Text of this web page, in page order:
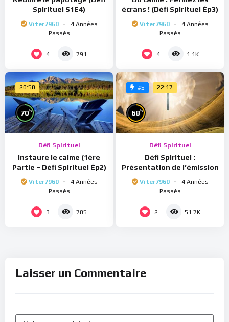
Spirituel S1E4)
Viter7960
4 Années
Passés
4 791
écrans ! (Défi Spirituel Ép3)
Viter7960
4 Années
Passés
4 1.1K
20:50
70%
Défi Spirituel
Instaure le calme (1ère
Partie – Défi Spirituel Ép2)
Viter7960
4 Années
Passés
3 705
#5 22:17
68%
Défi Spirituel
Défi Spirituel :
Présentation de l’émission
Viter7960
4 Années
Passés
2 51.7K
Laisser un Commentaire